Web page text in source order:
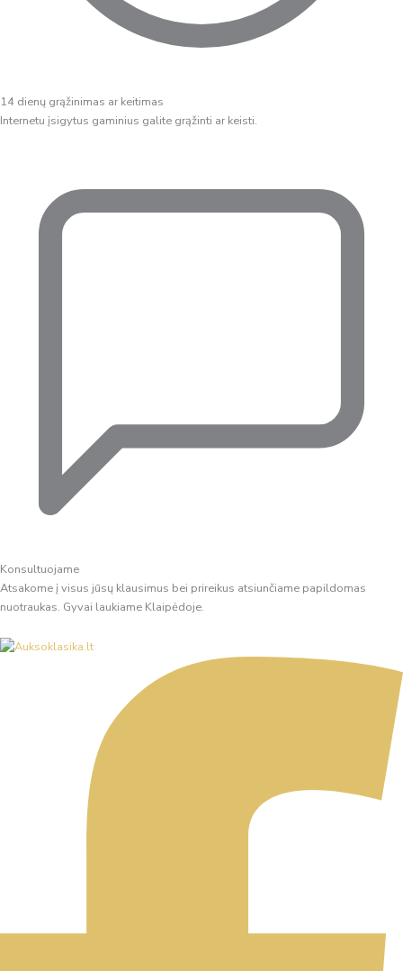
14 dienų grąžinimas ar keitimas
Internetu įsigytus gaminius galite grąžinti ar keisti.
Konsultuojame
Atsakome į visus jūsų klausimus bei prireikus atsiunčiame papildomas
nuotraukas. Gyvai laukiame Klaipėdoje.